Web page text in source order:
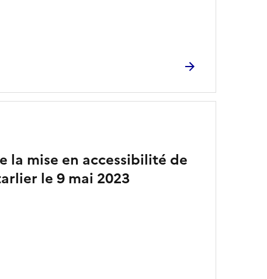
la mise en accessibilité de
le 9 mai 2023